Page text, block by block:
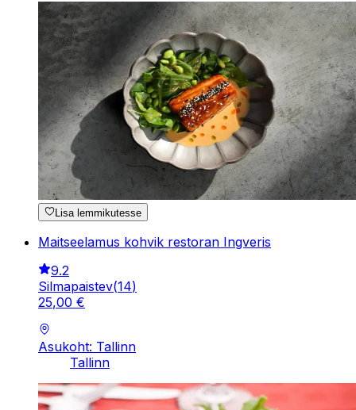
Lisa lemmikutesse
Maitseelamus kohvik restoran Ingveris
9.2
Silmapaistev(14)
25,00 €
Asukoht: Tallinn
Tallinn